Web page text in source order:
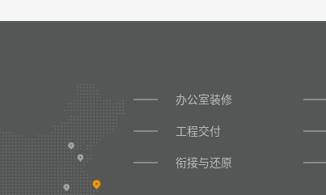
办公室装修
工程交付
衔接与还原